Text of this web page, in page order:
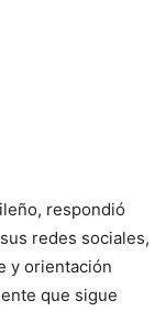
respondió
redes sociales,
y orientación
que sigue